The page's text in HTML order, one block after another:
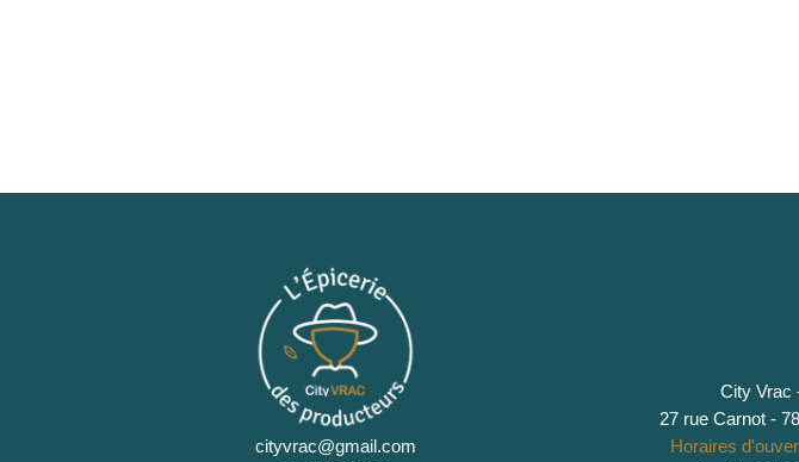
cityvrac@gmail.com
City Vrac
27 rue Carnot -
Horaires